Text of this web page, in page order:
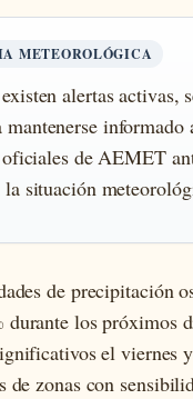
METEOROLÓGICA
alertas activas,
informado
de AEMET
situación
de precipitación
durante los próximos
el viernes
de zonas con